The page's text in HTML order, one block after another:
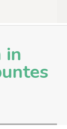
in